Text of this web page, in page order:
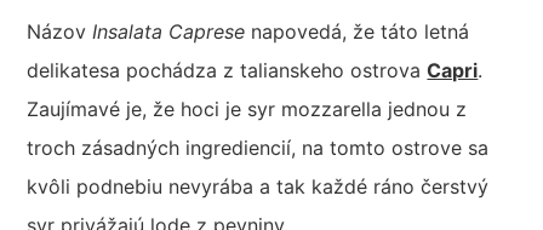
NázovInsalata Caprese napovedá, že táto letná
delikatesa pochádza z talianskeho ostrovaCapri.
Zaujímavé je, že hoci je syr mozzarella jednou z
troch zásadných ingrediencií, na tomto ostrove sa
kvôli podnebiu nevyrába a tak každé ráno čerstvý